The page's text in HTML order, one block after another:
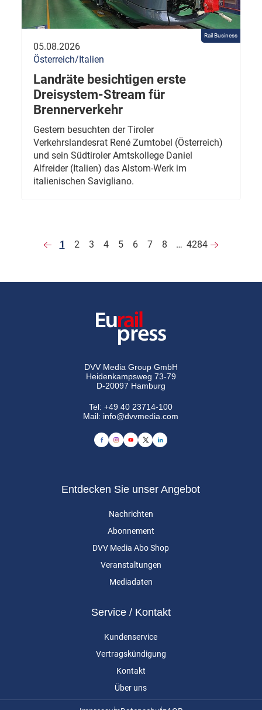
Rail Business
05.08.2026
Österreich/Italien
Landräte besichtigen erste
Dreisystem-Stream für
Brennerverkehr
Gestern besuchten der Tiroler
Verkehrslandesrat René Zumtobel (Österreich)
und sein Südtiroler Amtskollege Daniel
Alfreider (Italien) das Alstom-Werk im
italienischen Savigliano.
1 2 3 4 5 6 7 8 … 4284
DVV Media Group GmbH
Heidenkampsweg 73-79
D-20097 Hamburg
Tel:+49 40 23714-100
Mail: info@dvvmedia.com
Entdecken Sie unser Angebot
Nachrichten
Abonnement
DVV Media Abo Shop
Veranstaltungen
Mediadaten
Service / Kontakt
Kundenservice
Vertragskündigung
Kontakt
Über uns